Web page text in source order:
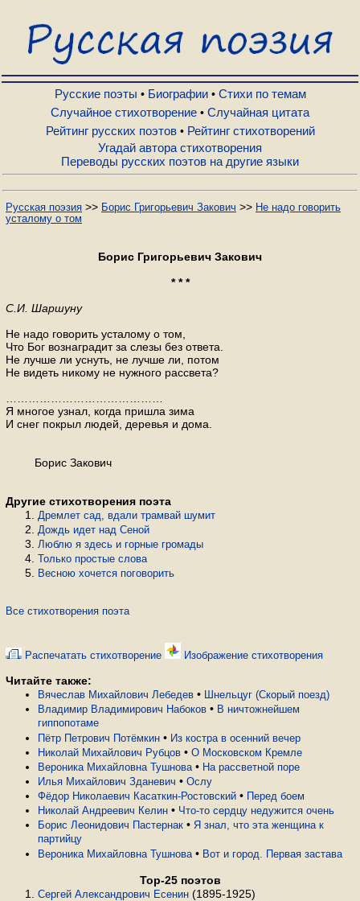
Русские поэты
Биографии
Стихи по темам
Случайное стихотворение
Рейтинг русских поэтов
Рейтинг стихотворений
Русские поэты • Биографии• Стихи по темам
Случайное стихотворение • Случайная цитата
Рейтинг русских поэтов• Рейтинг стихотворений
Угадай автора стихотворения
Переводы русских поэтов на другие языки
Русская поэзия >> Борис Григорьевич Закович >> Не надо говорить
усталому о том
Борис Григорьевич Закович
* * *
С.И. Шаршуну
Не надо говорить усталому о том,
Что Бог вознаградит за слезы без ответа.
Не лучше ли уснуть, не лучше ли, потом
Не видеть никому не нужного рассвета?
Я многое узнал, когда пришла зима
И снег покрыл людей, деревья и дома.
Борис Закович
Другие стихотворения поэта
Дремлет сад, вдали трамвай шумит
Дождь идет над Сеной
Люблю я здесь и горные громады
Только простые слова
Весною хочется поговорить
Все стихотворения поэта
Распечатать стихотворение Изображение стихотворения
Читайте также:
Вячеслав Михайлович Лебедев • Шнельцуг (Скорый поезд)
Владимир Владимирович Набоков • В ничтожнейшем
гиппопотаме
Пётр Петрович Потёмкин • Из костра в осенний вечер
Николай Михайлович Рубцов • О Московском Кремле
Вероника Михайловна Тушнова • На рассветной поре
Илья Михайлович Зданевич • Ослу
Фёдор Николаевич Касаткин-Ростовский • Перед боем
Николай Андреевич Келин • Что-то сердцу недужится очень
Борис Леонидович Пастернак • Я знал, что эта женщина к
партийцу
Вероника Михайловна Тушнова • Вот и город. Первая застава
Top-25 поэтов
Сергей Александрович Есенин (1895-1925)